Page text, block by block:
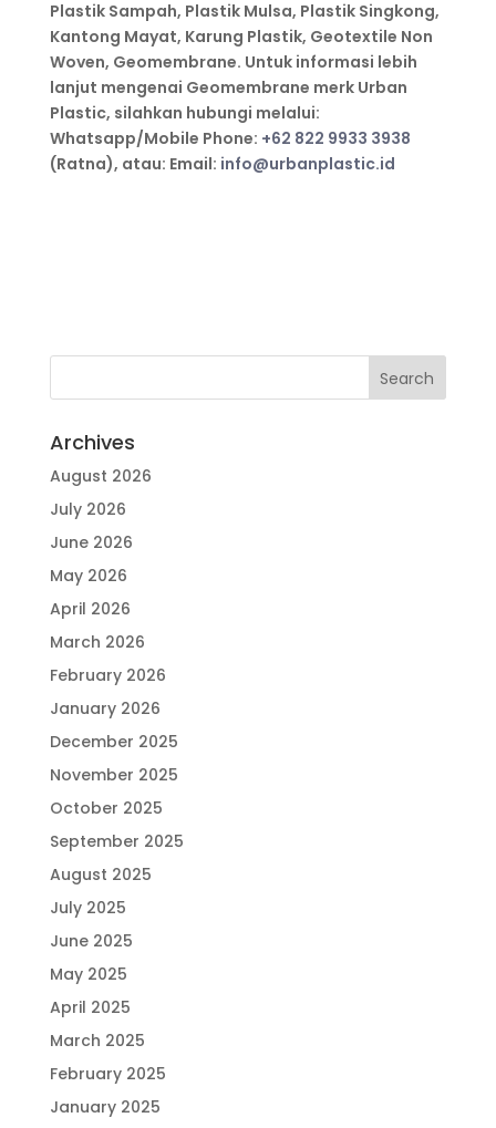
Plastik Sampah, Plastik Mulsa, Plastik Singkong,
Kantong Mayat, Karung Plastik, Geotextile Non
Woven, Geomembrane. Untuk informasi lebih
lanjut mengenai Geomembrane merk Urban
Plastic, silahkan hubungi melalui:
Whatsapp/Mobile Phone: +62 822 9933 3938
(Ratna), atau: Email: info@urbanplastic.id
Archives
August 2026
July 2026
June 2026
May 2026
April 2026
March 2026
February 2026
January 2026
December 2025
November 2025
October 2025
September 2025
August 2025
July 2025
June 2025
May 2025
April 2025
March 2025
February 2025
January 2025